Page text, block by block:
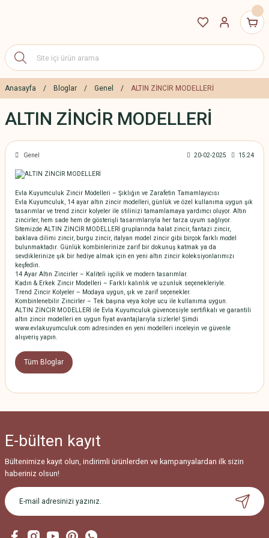
Anasayfa Bloglar Genel ALTIN ZİNCİR MODELLERİ
ALTIN ZİNCİR MODELLERİ
Genel 20-02-2025 15:24
Evla Kuyumculuk Zincir Modelleri – Şıklığın ve Zarafetin Tamamlayıcısı
Evla Kuyumculuk, 14 ayar altın zincir modelleri, günlük ve özel kullanıma uygun şık
tasarımlar ve trend zincir kolyeler ile stilinizi tamamlamaya yardımcı oluyor. Altın
zincirler, hem sade hem de gösterişli tasarımlarıyla her tarza uyum sağlıyor.
Sitemizde ALTIN ZİNCİR MODELLERİ gruplarında halat zincir, fantazi zincir,
baklava dilimi zincir, burgu zincir, italyan model zincir gibi birçok farklı model
bulunmaktadır. Günlük kombinlerinize zarif bir dokunuş katmak ya da
sevdiklerinize şık bir hediye almak için en yeni altın zincir koleksiyonlarımızı
keşfedin.
14 Ayar Altın Zincirler – Kaliteli işçilik ve modern tasarımlar.
Kadın & Erkek Zincir Modelleri – Farklı kalınlık ve uzunluk seçenekleriyle.
Trend Zincir Kolyeler – Modaya uygun, şık ve zarif seçenekler.
Kombinlenebilir Zincirler – Tek başına veya kolye ucu ile kullanıma uygun.
ALTIN ZİNCİR MODELLERİ ile Evla Kuyumculuk güvencesiyle sertifikalı ve garantili
altın zincir modelleri en uygun fiyat avantajlarıyla sizlerle! Şimdi
www.evlakuyumculuk.com adresinden en yeni modelleri inceleyin ve güvenle
alışveriş yapın.
Tüm Bloglar
E-bülten kayıt
Bültenimize kayıt olun, indirimli ürünlerden ve kampanyalardan ilk sizin
haberiniz olsun!